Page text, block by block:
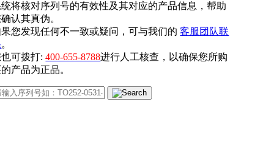
将核对序列号的有效性及其对应的产品信息，帮助
认其真伪。
您发现任何不一致或疑问，可与我们的客服团队联
。
也可拨打:400-655-8788进行人工核查，以确保您所购
产品为正品。